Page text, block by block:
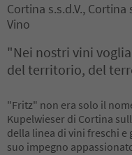
Cortina s.s.d.V.,
Vino
"Nei nostri vini
del territorio, del
"Fritz" non era solo il
Kupelwieser di Cortina
della linea di vini freschi
suo impegno